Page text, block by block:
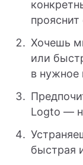
прояснит
Хочешь
или
в нужное
Logto —
быстрая